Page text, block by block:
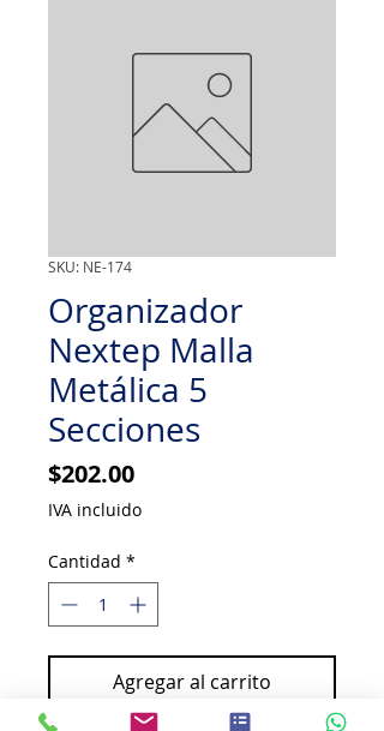
SKU: NE-174
Organizador
Nextep Malla
Metálica 5
Secciones
$202.00Precio
IVA incluido
Cantidad *
Agregar al carrito